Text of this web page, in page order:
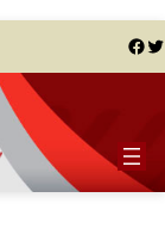
Facebook Twitter